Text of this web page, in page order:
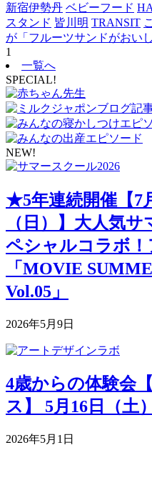
新宿伊勢丹 ベビーフード
スタンド 皆川明 TRANSIT
が「フルーツサンドがおい
1
一覧へ
SPECIAL!
NEW!
★5年連続開催【7
（日）】大人気
ペシャルコラボ
「MOVIE
Vol.05」
2026年5月9日
4歳からの体験会
ス】 5月16日（土
2026年5月1日